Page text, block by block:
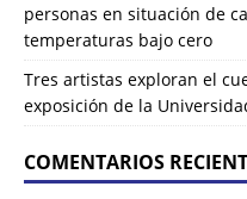
personas en situación de
temperaturas bajo cero
Tres artistas exploran el
exposición de la
COMENTARIOS